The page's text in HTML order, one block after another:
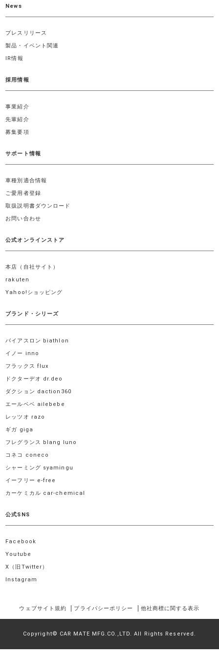
News
プレスリリース
製品・イベント関連
IR情報
採用情報
事業紹介
先輩紹介
募集要項
サポート情報
車種別適合情報
ご愛用者登録
取扱説明書ダウンロード
お問い合わせ
公式オンラインストア
本店（自社サイト）
rakuten
Yahoo!ショッピング
ブランド・シリーズ
バイアスロン biathlon
イノー inno
フラックス flux
ドクターデオ dr.deo
ダクション daction360
エールベベ ailebebe
レッツオ razo
ギガ giga
フレグランス blang luno
コネコ coneco
シャーミング syamingu
イーフリー e-free
カーケミカル car-chemical
公式SNS
Facebook
Youtube
X（旧Twitter）
Instagram
ウェブサイト規約 プライバシーポリシー 他社商標に関する表示
Copyright© CAR MATE MFG.CO.,LTD. All Rights Reserved.